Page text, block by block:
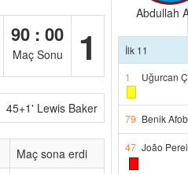
90 : 00
Maç Sonu 1
45+1' Lewis Baker
Maç sona erdi
Abdullah
İlk 11
1
Uğurcan
79 Benik
47 João